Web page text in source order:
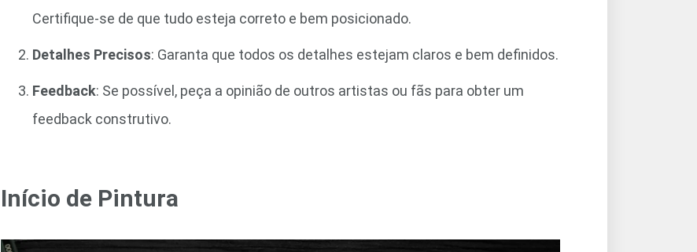
Certifique-se de que tudo esteja correto e bem posicionado.
Detalhes Precisos: Garanta que todos os detalhes estejam claros e bem definidos.
Feedback: Se possível, peça a opinião de outros artistas ou fãs para obter um
feedback construtivo.
Início de Pintura